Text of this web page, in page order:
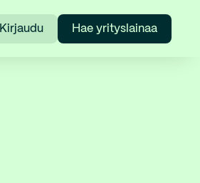
Kirjaudu Hae yrityslainaa